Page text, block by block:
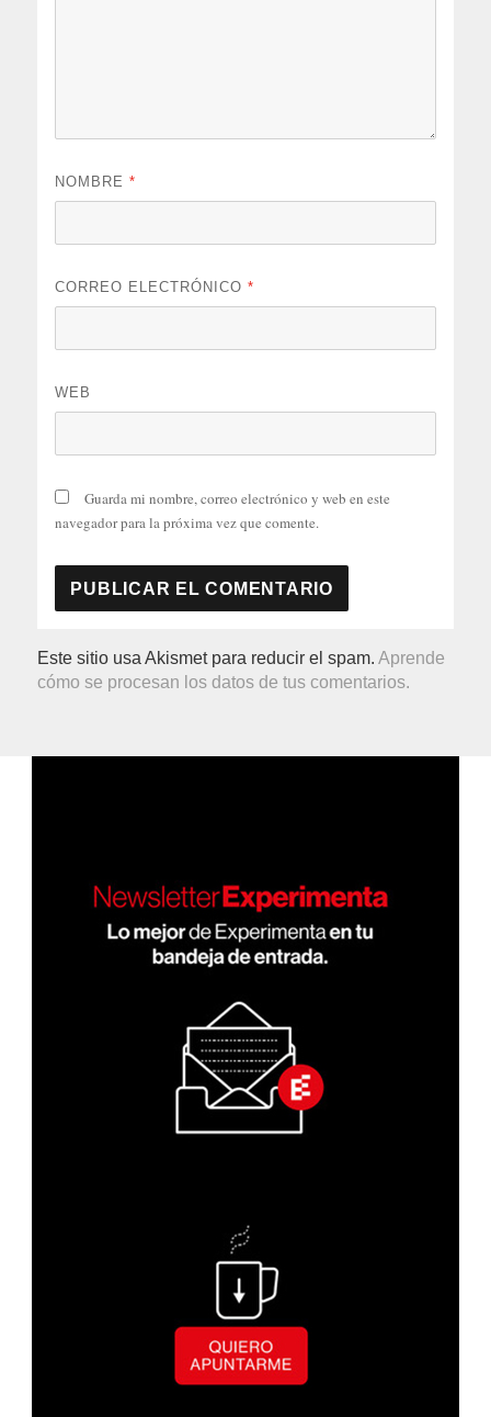
NOMBRE*
CORREO ELECTRÓNICO*
WEB
Guarda mi nombre, correo electrónico y web en este
navegador para la próxima vez que comente.
Este sitio usa Akismet para reducir el spam.Aprende
cómo se procesan los datos de tus comentarios.